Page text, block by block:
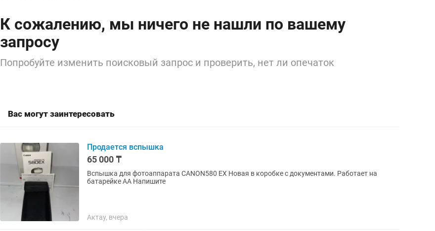
К сожалению, мы ничего не нашли по вашему
запросу
Попробуйте изменить поисковый запрос и проверить, нет ли опечаток
Вас могут заинтересовать
Продается вспышка
65 000 ₸
Вспышка для фотоаппарата CANON580 EX Новая в коробке с документами. Работает на
батарейке АА Напишите
Актау, вчера